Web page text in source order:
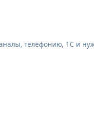
телефонию, 1С и